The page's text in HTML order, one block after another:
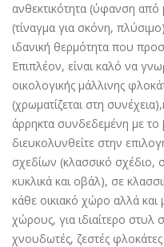
ανθεκτικότητα (ύφανση
(τίναγμα για σκόνη,
ιδανική θερμότητα που
Επιπλέον, είναι καλό να
οικολογικής μάλλινης
(χρωματίζεται στη
άρρηκτα συνδεδεμένη με
διευκολυνθείτε στην
σχεδίων (κλασσικό σχέδιο,
κυκλικά και οβάλ), σε
κάθε οικιακό χώρο αλλά και
χώρους, για ιδιαίτερο στυλ
χνουδωτές, ζεστές